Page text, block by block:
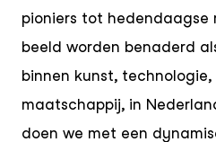
pioniers tot hedendaagse
beeld worden benaderd
binnen kunst,
maatschappij, in
doen we met een